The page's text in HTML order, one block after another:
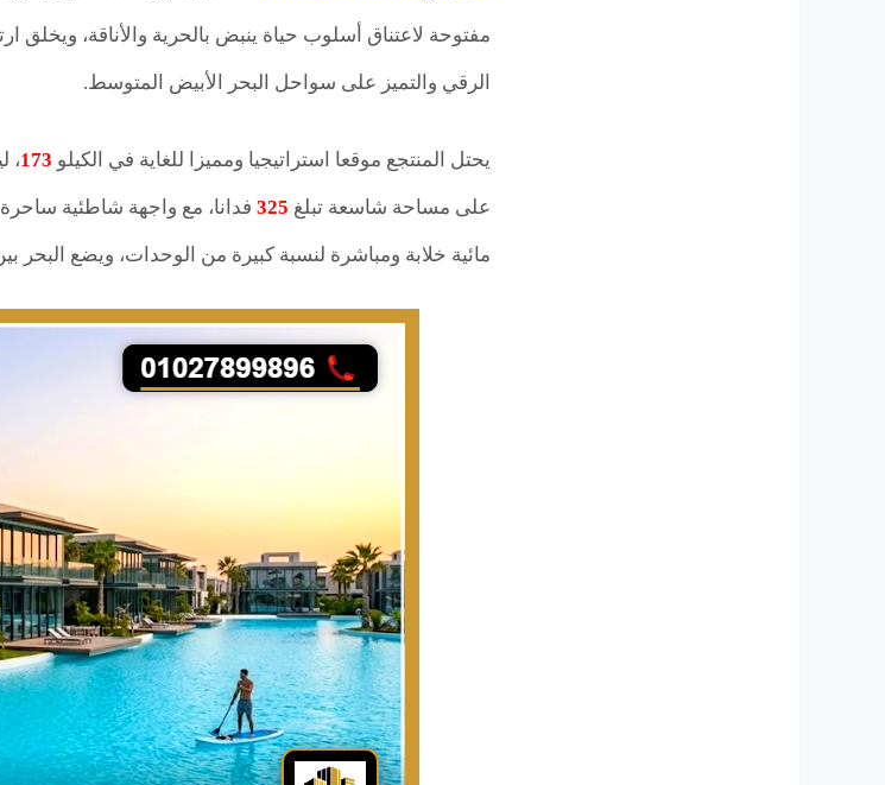
مفتوحة لاعتناق أسلوب حياة ينبض بالحرية والأناقة، ويخلق
الرقي والتميز على سواحل البحر الأبيض المتوسط.
يحتل المنتجع موقعا استراتيجيا ومميزا للغاية في الكيلو 173،
على مساحة شاسعة تبلغ 325 فدانا، مع واجهة شاطئية
مائية خلابة ومباشرة لنسبة كبيرة من الوحدات، ويضع